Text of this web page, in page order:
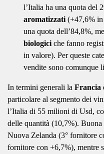
l’Italia ha una quota del
aromatizzati (+47,6%
una quota dell’84,8%,
biologici che fanno
in valore). Per queste
vendite sono comunque
In termini generali la Francia
particolare al segmento dei
l’Italia di 55 milioni di Usd,
delle quantità (10,7%).
Nuova Zelanda (3° fornitore
fornitore con +6,7%), mentre